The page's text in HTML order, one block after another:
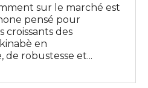
sur le marché est
pensé pour
croissants des
en
de robustesse et...